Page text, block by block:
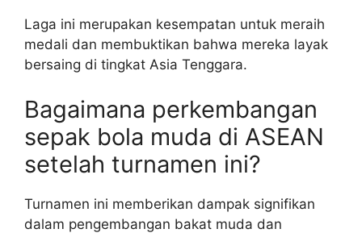
Laga ini merupakan kesempatan untuk meraih
medali dan membuktikan bahwa mereka layak
bersaing di tingkat Asia Tenggara.
Bagaimana perkembangan
sepak bola muda di ASEAN
setelah turnamen ini?
Turnamen ini memberikan dampak signifikan
dalam pengembangan bakat muda dan